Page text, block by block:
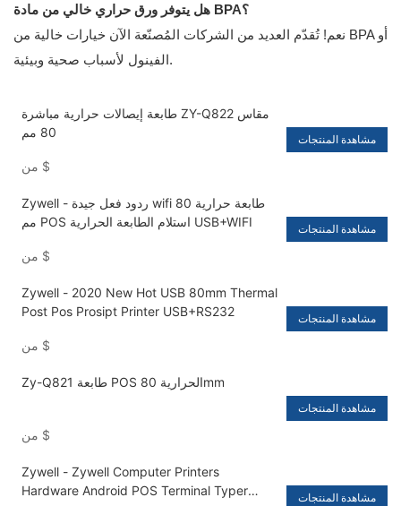
هل يتوفر ورق حراري خالي من مادة BPA؟
نعم! تُقدّم العديد من الشركات المُصنّعة الآن خيارات خالية من BPA أو
الفينول لأسباب صحية وبيئية.
طابعة إيصالات حرارية مباشرة ZY-Q822 مقاس
80 مم
$
مشاهدة المنتجات
Zywell - ردود فعل جيدة wifi طابعة حرارية 80
مم POS استلام الطابعة الحرارية USB+WIFI
$
مشاهدة المنتجات
Zywell - 2020 New Hot USB 80mm Thermal
Post Pos Prosipt Printer USB+RS232
$
مشاهدة المنتجات
Zy-Q821 طابعة POS الحرارية 80mm
$
مشاهدة المنتجات
Zywell - Zywell Computer Printers
Hardware Android POS Terminal Typer
مشاهدة المنتجات